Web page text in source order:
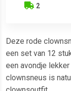
2
Deze rode
een set van 12
een avondje
clownsneus is